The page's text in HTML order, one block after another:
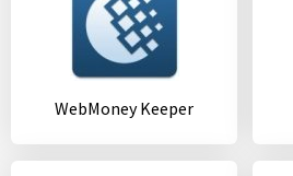
WebMoney Keeper